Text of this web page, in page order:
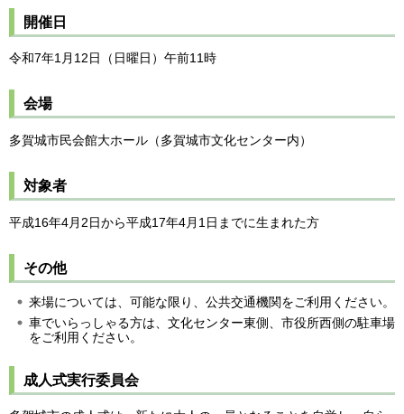
開催日
令和7年1月12日（日曜日）午前11時
会場
多賀城市民会館大ホール（多賀城市文化センター内）
対象者
平成16年4月2日から平成17年4月1日までに生まれた方
その他
来場については、可能な限り、公共交通機関をご利用ください。
車でいらっしゃる方は、文化センター東側、市役所西側の駐車場
をご利用ください。
成人式実行委員会